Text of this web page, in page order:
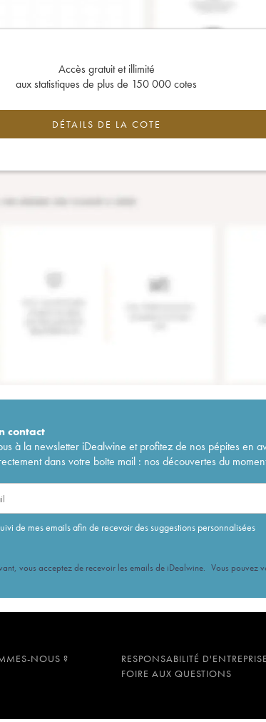
Accès gratuit et illimité
aux statistiques de plus de 150 000 cotes
DÉTAILS DE LA COTE
contact
à la newsletter iDealwine et profitez de nos pépites en
dans votre boîte mail : nos découvertes du
de mes emails afin de recevoir des suggestions personnalisées
vous acceptez de recevoir les emails de iDealwine. Vous pouvez
NOUS ?
RESPONSABILITÉ
FOIRE AUX QUESTIONS